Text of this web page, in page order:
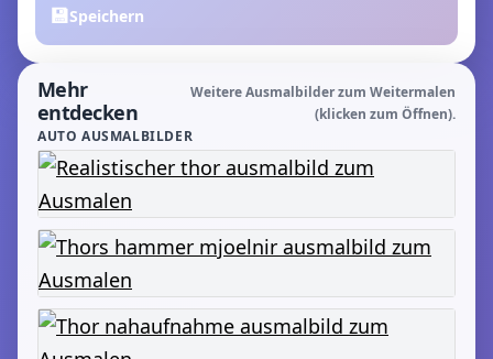
💾Speichern
Mehr
entdecken
Weitere Ausmalbilder zum Weitermalen
(klicken zum Öffnen).
AUTO AUSMALBILDER